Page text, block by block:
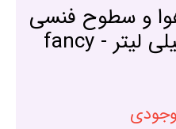
و سطوح فنسی
مدل انبه حجم 250 میلی لیتر - fancy